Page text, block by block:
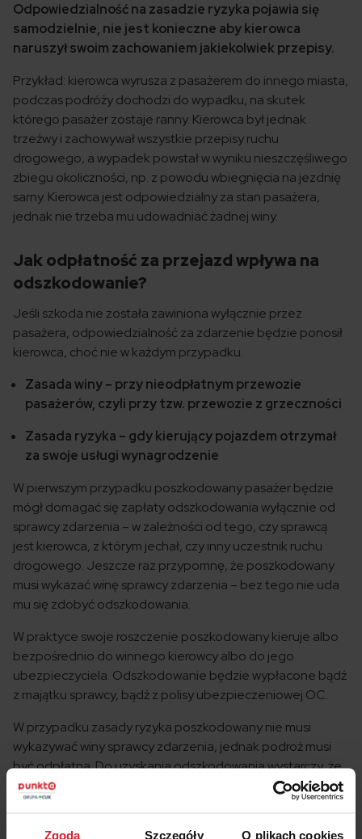
Zgoda Szczegóły O plikach cookies
Odpowiedzialność na zasadzie ryzyka pojawia się
samodzielnie, nie jest konieczne aby kierowca
naruszył swoim zachowaniem jakiekolwiek przepisy.
Przykład: kierowca wyrusza z pasażerem do innego miasta,
podczas podróży dochodzi do wypadku, na skutek
którego pasażer zostaje ranny. Kierowca był jednak
trzeźwy i zachowywał wszystkie przepisy ruchu
drogowego, a wypadek powstał w wyniku nieszczęśliwego
zbiegu okoliczności, np. z powodu wbiegnięcia na jezdnię
sarny. Kierowca jest odpowiedzialny za stan pasażera,
jednak nie trzeba mu udowadniać żadnej winy.
Jak odpłatność za przejazd wpływa na
odszkodowanie?
Jeśli szkoda nie została zawiniona wyłącznie przez
pasażera, odpowiedzialność za zdarzenie będzie ponosił
kierowca, choć nie w każdym przypadku.
Zasada winy – przy nieodpłatnym przewozie
pasażerów, czyli przy tzw. przewozie z grzeczności
Zasada ryzyka – gdy kierujący pojazdem otrzymał
za swoje usługi wynagrodzenie
W pierwszym przypadku poszkodowany pasażer będzie
mógł domagać się zapłaty odszkodowania wyłącznie od
sprawcy zdarzenia – w zależności od tego, czy sprawcą
jest kierowca, z którym jechał, czy inny uczestnik ruchu
drogowego. Jeszcze raz przypomnę, że poszkodowany
musi wykazać winę sprawcy zdarzenia – bez tego nie uda
mu się zdobyć odszkodowania.
W praktyce swoje roszczenie poszkodowany kieruje albo
bezpośrednio do winnego kierowcy albo do jego
ubezpieczyciela. Odszkodowanie będzie wypłacone bądź
z majątku sprawcy, bądź z polisy ubezpieczeniowej OC.
W przypadku zasady ryzyka poszkodowany nie musi
wykazywać winy sprawcy zdarzenia, jednak podroż musi
być odpłatna. Do uzyskania odszkodowania wystarczy, że
poniesie on nawet najmniejszą szkodę np. pw postaci
uszczerbku na zdrowiu czy zniszczenia przewożonego